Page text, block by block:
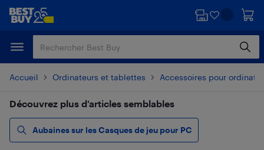
Passer
principal
Passer
Accueil Ordinateurs et tablettes Accessoires pour
Découvrez plus d’articles semblables
Aubaines sur les Casques de jeu pour PC